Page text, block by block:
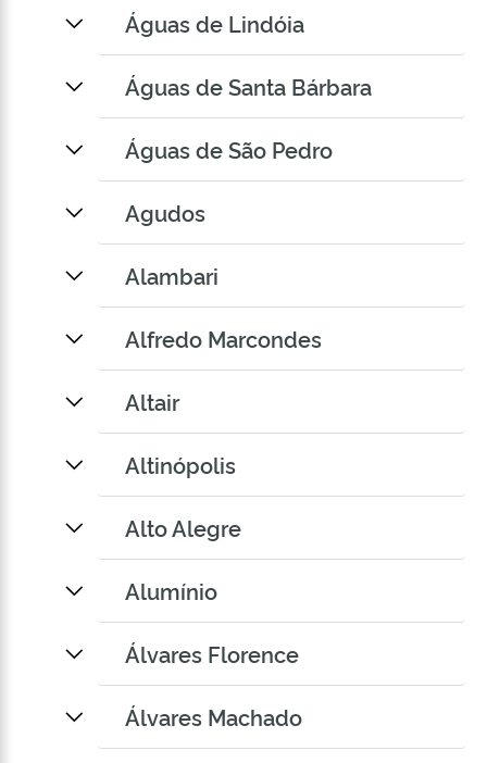
Águas de Lindóia
Águas de Santa Bárbara
Águas de São Pedro
Agudos
Alambari
Alfredo Marcondes
Altair
Altinópolis
Alto Alegre
Alumínio
Álvares Florence
Álvares Machado